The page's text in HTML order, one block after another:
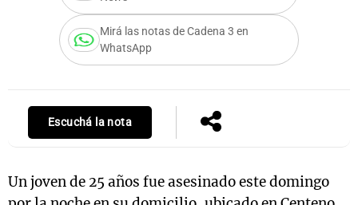
Mirá las notas de Cadena 3 en
WhatsApp
Escuchá la nota
Un joven de 25 años fue asesinado este domingo